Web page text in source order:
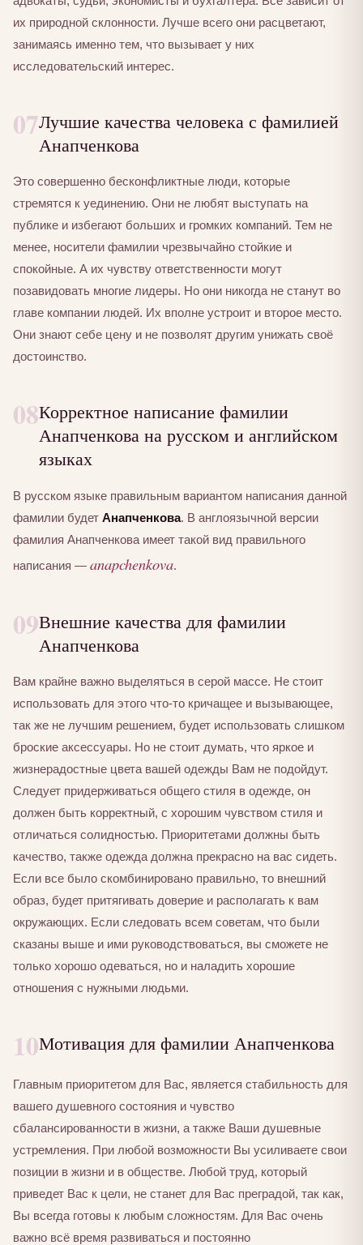
их природной склонности. Лучше всего они расцветают,
занимаясь именно тем, что вызывает у них
исследовательский интерес.
07Лучшие качества человека с фамилией
Анапченкова
Это совершенно бесконфликтные люди, которые
стремятся к уединению. Они не любят выступать на
публике и избегают больших и громких компаний. Тем не
менее, носители фамилии чрезвычайно стойкие и
спокойные. А их чувству ответственности могут
позавидовать многие лидеры. Но они никогда не станут во
главе компании людей. Их вполне устроит и второе место.
Они знают себе цену и не позволят другим унижать своё
достоинство.
08Корректное написание фамилии
Анапченкова на русском и английском
языках
В русском языке правильным вариантом написания данной
фамилии будет Анапченкова. В англоязычной версии
фамилия Анапченкова имеет такой вид правильного
написания — anapchenkova.
09Внешние качества для фамилии
Анапченкова
Вам крайне важно выделяться в серой массе. Не стоит
использовать для этого что-то кричащее и вызывающее,
так же не лучшим решением, будет использовать слишком
броские аксессуары. Но не стоит думать, что яркое и
жизнерадостные цвета вашей одежды Вам не подойдут.
Следует придерживаться общего стиля в одежде, он
должен быть корректный, с хорошим чувством стиля и
отличаться солидностью. Приоритетами должны быть
качество, также одежда должна прекрасно на вас сидеть.
Если все было скомбинировано правильно, то внешний
образ, будет притягивать доверие и располагать к вам
окружающих. Если следовать всем советам, что были
сказаны выше и ими руководствоваться, вы сможете не
только хорошо одеваться, но и наладить хорошие
отношения с нужными людьми.
10Мотивация для фамилии Анапченкова
Главным приоритетом для Вас, является стабильность для
вашего душевного состояния и чувство
сбалансированности в жизни, а также Ваши душевные
устремления. При любой возможности Вы усиливаете свои
позиции в жизни и в обществе. Любой труд, который
приведет Вас к цели, не станет для Вас преградой, так как,
Вы всегда готовы к любым сложностям. Для Вас очень
важно всё время развиваться и постоянно